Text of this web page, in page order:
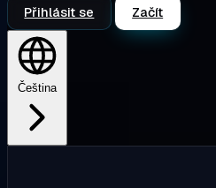
Přihlásit se Začít
Čeština